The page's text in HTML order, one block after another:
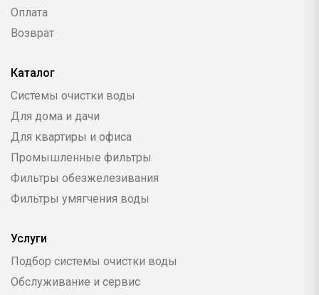
Оплата
Возврат
Каталог
Системы очистки воды
Для дома и дачи
Для квартиры и офиса
Промышленные фильтры
Фильтры обезжелезивания
Фильтры умягчения воды
Услуги
Подбор системы очистки воды
Обслуживание и сервис